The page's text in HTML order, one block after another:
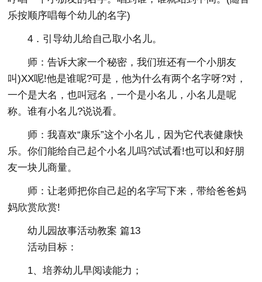
乐按顺序唱每个幼儿的名字)
4．引导幼儿给自己取小名儿。
师：告诉大家一个秘密，我们班还有一个小朋友
叫)XX呢!他是谁呢?可是，他为什么有两个名字呀?对，
一个是大名，也叫冠名，一个是小名儿，小名儿是呢
称。谁有小名儿?说说看。
师：我喜欢“康乐”这个小名儿，因为它代表健康快
乐。你们能给自己起个小名儿吗?试试看!也可以和好朋
友一块儿商量。
师：让老师把你自己起的名字写下来，带给爸爸妈
妈欣赏欣赏!
幼儿园故事活动教案 篇13
活动目标：
1、培养幼儿早阅读能力；